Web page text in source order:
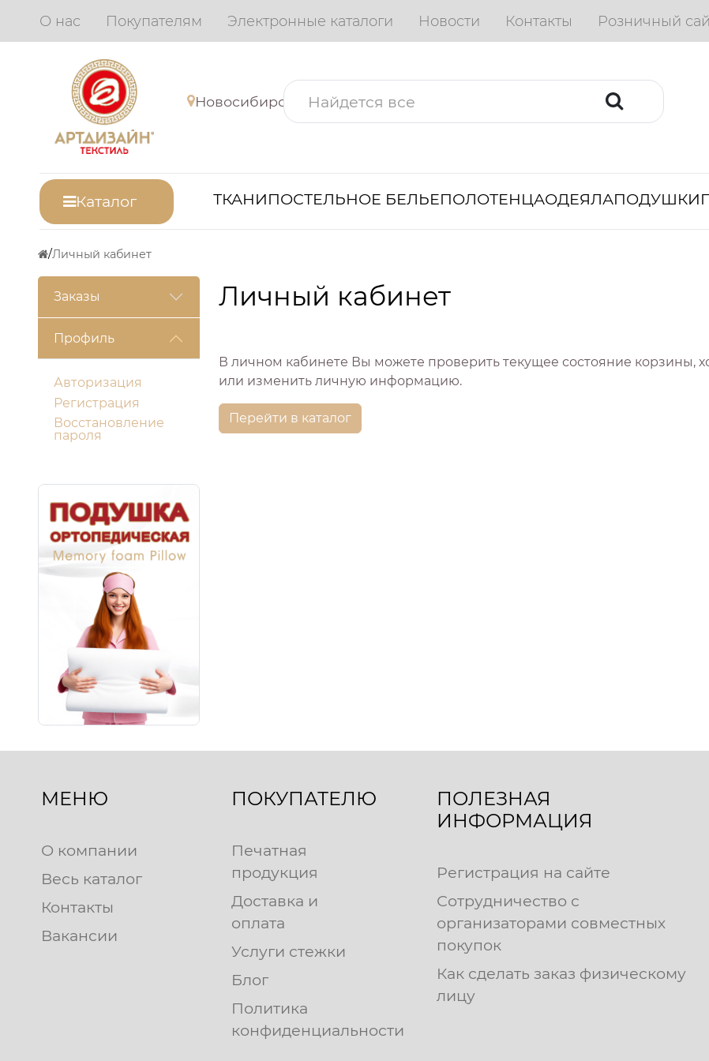
О нас Покупателям Электронные каталоги Новости Контакты Розничный
Новосибирск
Каталог ТКАНИПОСТЕЛЬНОЕ БЕЛЬЕПОЛОТЕНЦАОДЕЯЛАПОДУШКИ
Личный кабинет
Заказы
Профиль
Авторизация
Регистрация
Восстановление
пароля
Личный кабинет
В личном кабинете Вы можете проверить текущее состояние корзины,
или изменить личную информацию.
Перейти в каталог
МЕНЮ
О компании
Весь каталог
Контакты
Вакансии
ПОКУПАТЕЛЮ
Печатная
продукция
Доставка и
оплата
Услуги стежки
Блог
Политика
конфиденциальности
ПОЛЕЗНАЯ
ИНФОРМАЦИЯ
Регистрация на сайте
Сотрудничество с
организаторами совместных
покупок
Как сделать заказ физическому
лицу